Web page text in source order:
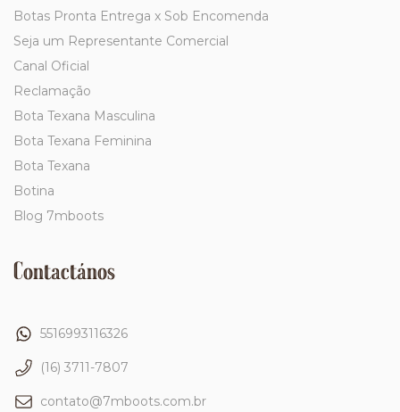
Botas Pronta Entrega x Sob Encomenda
Seja um Representante Comercial
Canal Oficial
Reclamação
Bota Texana Masculina
Bota Texana Feminina
Bota Texana
Botina
Blog 7mboots
Contactános
5516993116326
(16) 3711-7807
contato@7mboots.com.br